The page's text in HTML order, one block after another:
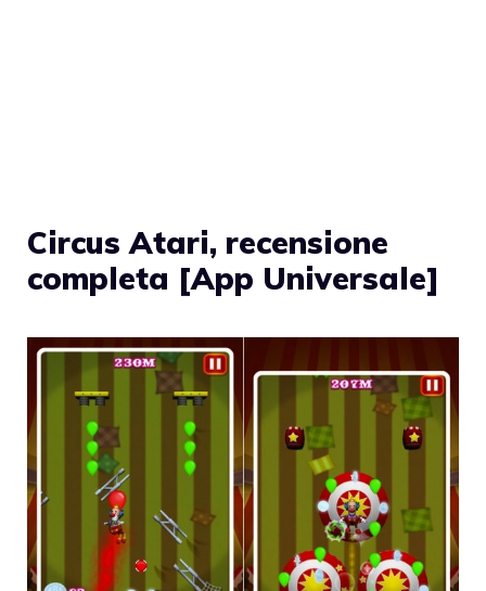
Circus Atari, recensione
completa [App Universale]